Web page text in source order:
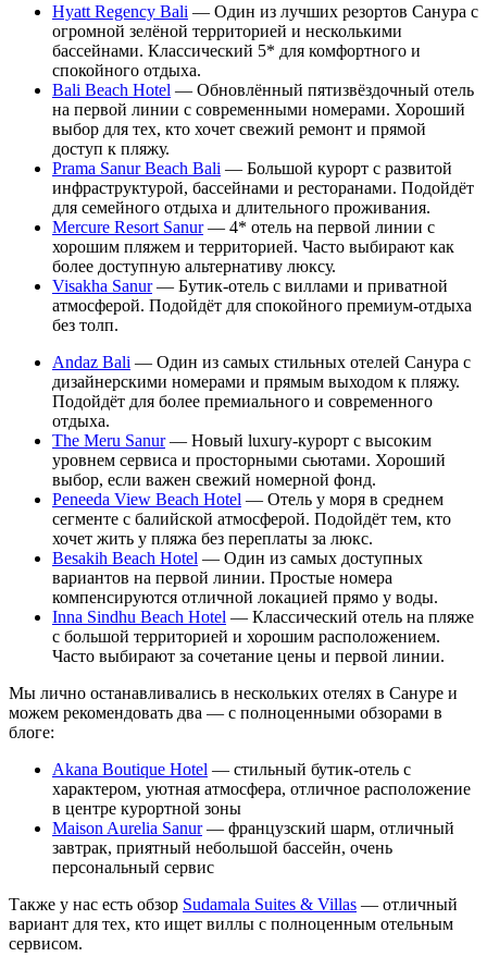
Hyatt Regency Bali — Один из лучших резортов Санура с
огромной зелёной территорией и несколькими
бассейнами. Классический 5* для комфортного и
спокойного отдыха.
Bali Beach Hotel — Обновлённый пятизвёздочный отель
на первой линии с современными номерами. Хороший
выбор для тех, кто хочет свежий ремонт и прямой
доступ к пляжу.
Prama Sanur Beach Bali — Большой курорт с развитой
инфраструктурой, бассейнами и ресторанами. Подойдёт
для семейного отдыха и длительного проживания.
Mercure Resort Sanur— 4* отель на первой линии с
хорошим пляжем и территорией. Часто выбирают как
более доступную альтернативу люксу.
Visakha Sanur— Бутик-отель с виллами и приватной
атмосферой. Подойдёт для спокойного премиум-отдыха
без толп.
Andaz Bali — Один из самых стильных отелей Санура с
дизайнерскими номерами и прямым выходом к пляжу.
Подойдёт для более премиального и современного
отдыха.
The Meru Sanur— Новый luxury-курорт с высоким
уровнем сервиса и просторными сьютами. Хороший
выбор, если важен свежий номерной фонд.
Peneeda View Beach Hotel — Отель у моря в среднем
сегменте с балийской атмосферой. Подойдёт тем, кто
хочет жить у пляжа без переплаты за люкс.
Besakih Beach Hotel — Один из самых доступных
вариантов на первой линии. Простые номера
компенсируются отличной локацией прямо у воды.
Inna Sindhu Beach Hotel — Классический отель на пляже
с большой территорией и хорошим расположением.
Часто выбирают за сочетание цены и первой линии.
Мы лично останавливались в нескольких отелях в Сануре и
можем рекомендовать два — с полноценными обзорами в
блоге:
Akana Boutique Hotel — стильный бутик-отель с
характером, уютная атмосфера, отличное расположение
в центре курортной зоны
Maison Aurelia Sanur— французский шарм, отличный
завтрак, приятный небольшой бассейн, очень
персональный сервис
Также у нас есть обзор Sudamala Suites & Villas — отличный
вариант для тех, кто ищет виллы с полноценным отельным
сервисом.